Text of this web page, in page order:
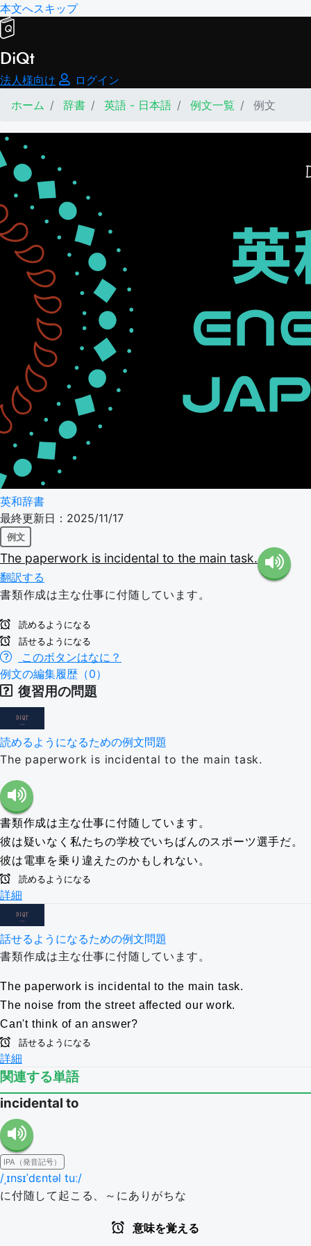
本文へスキップ
DiQt
法人様向け
ログイン
ホーム
辞書 英語 - 日本語 例文一覧 例文
英和辞書
最終更新日：2025/11/17
例文
The paperwork is incidental to the main task.
翻訳する
書類作成は主な仕事に付随しています。
読めるようになる
話せるようになる
このボタンはなに？
例文の編集履歴（0）
復習用の問題
読めるようになるための例文問題
The paperwork is incidental to the main task.
書類作成は主な仕事に付随しています。
彼は疑いなく私たちの学校でいちばんのスポーツ選手だ。
彼は電車を乗り違えたのかもしれない。
読めるようになる
詳細
話せるようになるための例文問題
書類作成は主な仕事に付随しています。
The paperwork is incidental to the main task.
The noise from the street affected our work.
Can't think of an answer?
話せるようになる
詳細
関連する単語
incidental to
IPA（発音記号）
/ˌɪnsɪˈdɛntəl tuː/
に付随して起こる、～にありがちな
意味を覚える